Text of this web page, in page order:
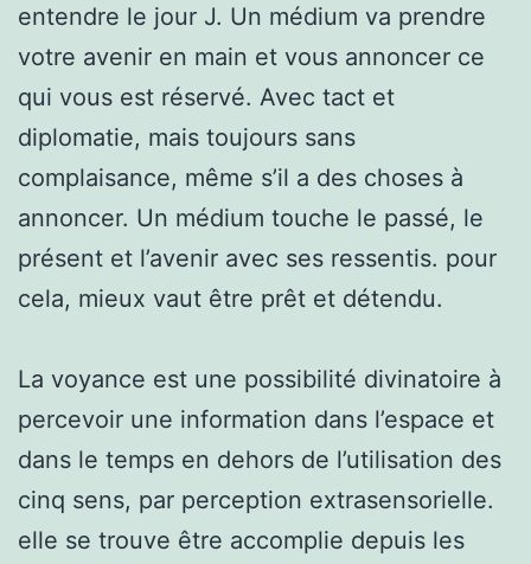
entendre le jour J. Un médium va prendre
votre avenir en main et vous annoncer ce
qui vous est réservé. Avec tact et
diplomatie, mais toujours sans
complaisance, même s’il a des choses à
annoncer. Un médium touche le passé, le
présent et l’avenir avec ses ressentis. pour
cela, mieux vaut être prêt et détendu.
La voyance est une possibilité divinatoire à
percevoir une information dans l’espace et
dans le temps en dehors de l’utilisation des
cinq sens, par perception extrasensorielle.
elle se trouve être accomplie depuis les